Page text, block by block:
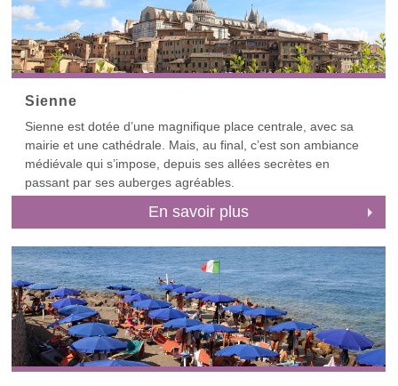
autres pour une journée artistique.
Sienne
Sienne est dotée d’une magnifique place centrale, avec sa
mairie et une cathédrale. Mais, au final, c’est son ambiance
médiévale qui s’impose, depuis ses allées secrètes en
passant par ses auberges agréables.
En savoir plus